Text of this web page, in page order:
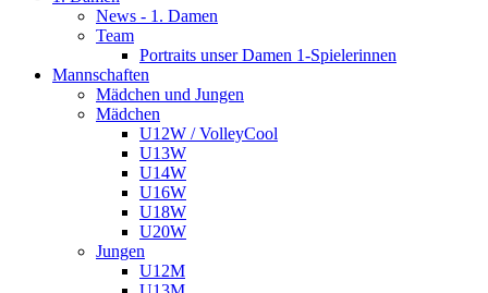
News - 1. Damen
Team
Portraits unser Damen 1-Spielerinnen
Mannschaften
Mädchen und Jungen
Mädchen
U12W / VolleyCool
U13W
U14W
U16W
U18W
U20W
Jungen
U12M